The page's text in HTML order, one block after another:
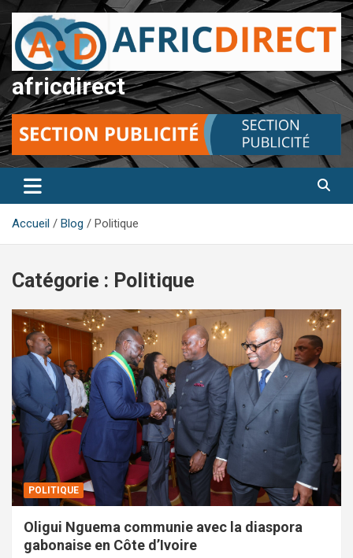
Aller
au
contenu
africdirect
Accueil Blog Politique
Catégorie : Politique
POLITIQUE
Oligui Nguema communie avec la diaspora
gabonaise en Côte d’Ivoire